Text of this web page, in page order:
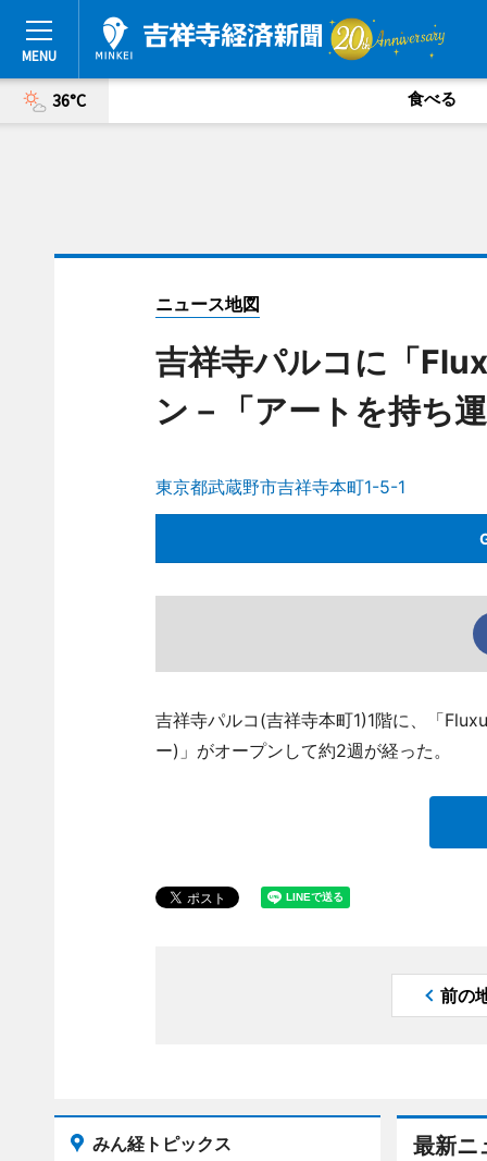
36°C 食べる
ニュース地図
吉祥寺パルコに「
ン－「アートを持ち
東京都武蔵野市吉祥寺本町1-5-1
吉祥寺パルコ(吉祥寺本町1)1階に、「
ー)」がオープンして約2週が経った。
前の
最新ニ
みん経トピックス